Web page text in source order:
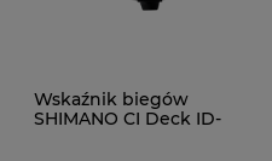
Wskaźnik biegów
SHIMANO CI Deck ID-